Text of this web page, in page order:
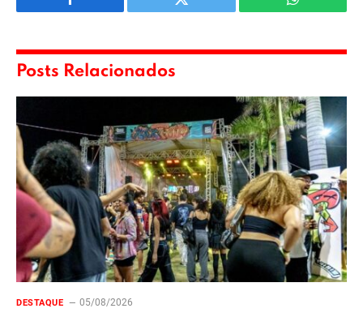
Facebook Twitter WhatsApp
Posts Relacionados
DESTAQUE 05/08/2026